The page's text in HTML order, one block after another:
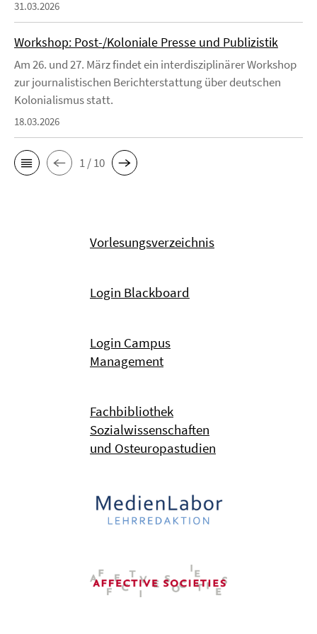
31.03.2026
Workshop: Post-/Koloniale Presse und Publizistik
Am 26. und 27. März findet ein interdisziplinärer Workshop
zur journalistischen Berichterstattung über deutschen
Kolonialismus statt.
18.03.2026
1 / 10
Vorlesungsverzeichnis
Login Blackboard
Login Campus
Management
Fachbibliothek
Sozialwissenschaften
und Osteuropastudien